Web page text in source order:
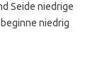
Seide niedrige
niedrig